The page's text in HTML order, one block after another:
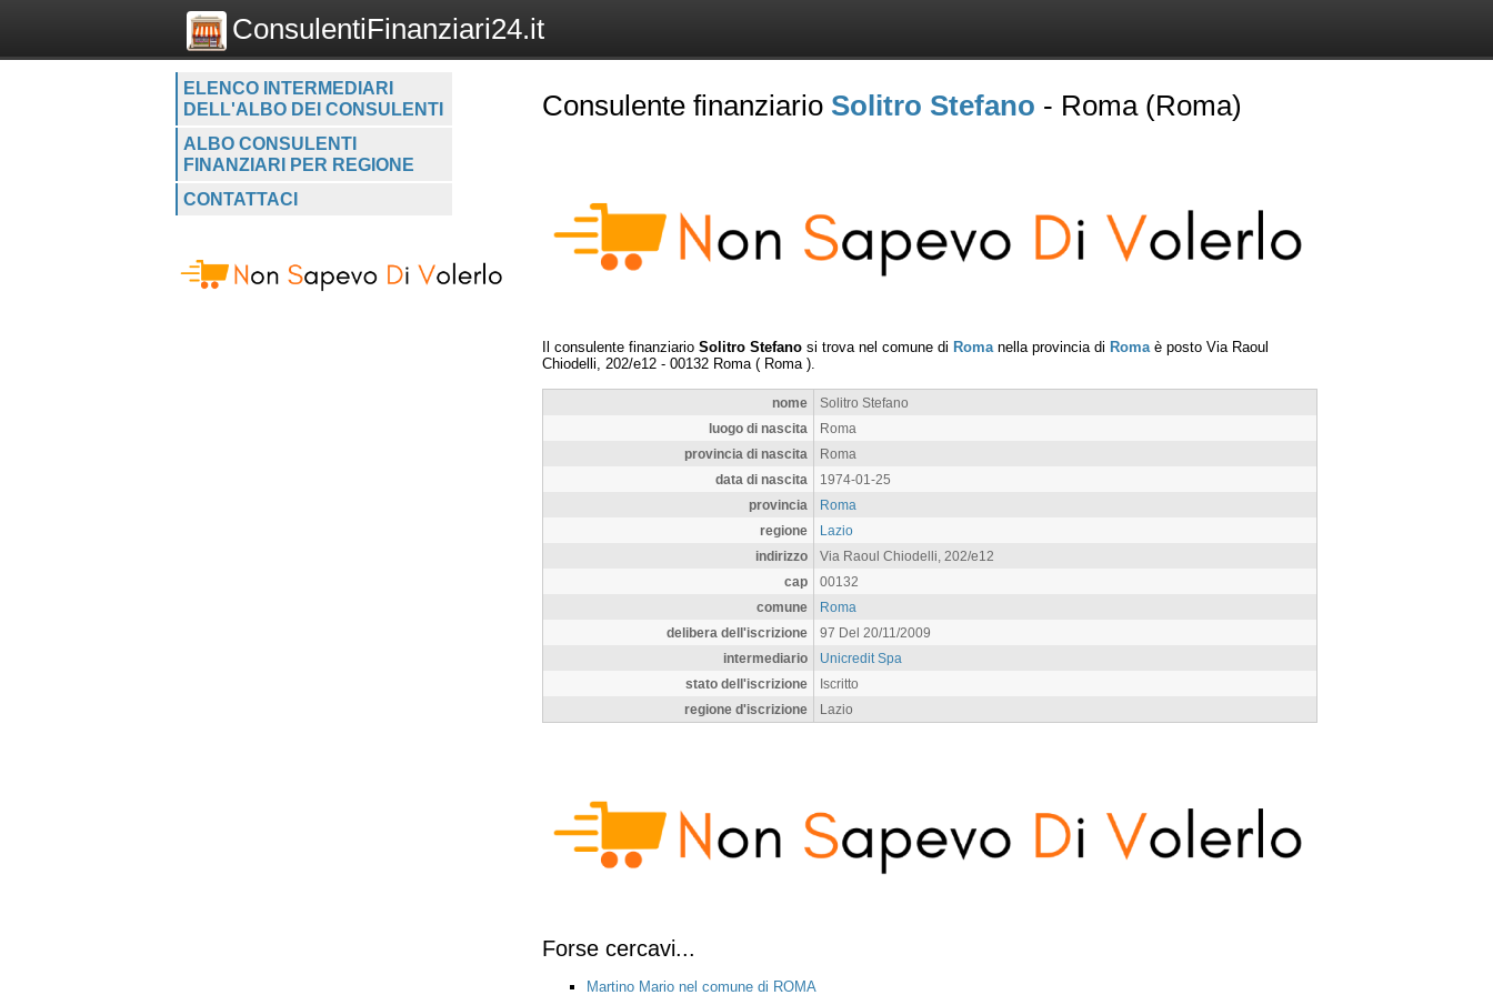
ConsulentiFinanziari24.it
ELENCO INTERMEDIARI
DELL'ALBO DEI CONSULENTI
ALBO CONSULENTI
FINANZIARI PER REGIONE
CONTATTACI
Consulente finanziario Solitro Stefano - Roma (Roma)
Il consulente finanziario Solitro Stefano si trova nel comune di Roma nella provincia di Roma è posto Via Raoul
Chiodelli, 202/e12 - 00132 Roma ( Roma ).
nome
Solitro Stefano
luogo di nascita
Roma
provincia di nascita
Roma
data di nascita
1974-01-25
provincia
Roma
regione
Lazio
indirizzo
Via Raoul Chiodelli, 202/e12
cap
00132
comune
Roma
delibera dell'iscrizione
97 Del 20/11/2009
intermediario
Unicredit Spa
stato dell'iscrizione
Iscritto
regione d'iscrizione
Lazio
Forse cercavi...
Martino Mario nel comune di ROMA